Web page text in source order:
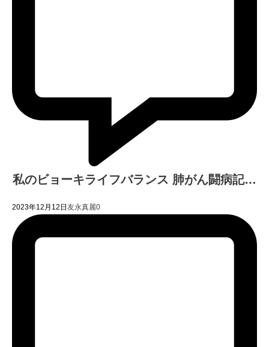
私のビョーキライフバランス 肺がん闘病記…
2023年12月12日友永真麗0